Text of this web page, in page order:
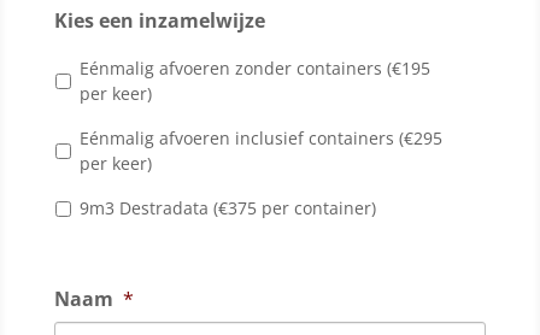
Kies een inzamelwijze
Eénmalig afvoeren zonder containers (€195
per keer)
Eénmalig afvoeren inclusief containers (€295
per keer)
9m3 Destradata (€375 per container)
Naam *